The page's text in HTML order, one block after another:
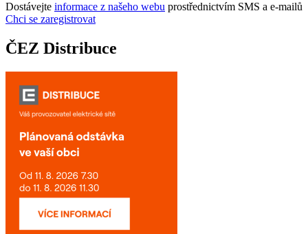
Dostávejte informace z našeho webu prostřednictvím SMS a e-mailů
Chci se zaregistrovat
ČEZ Distribuce